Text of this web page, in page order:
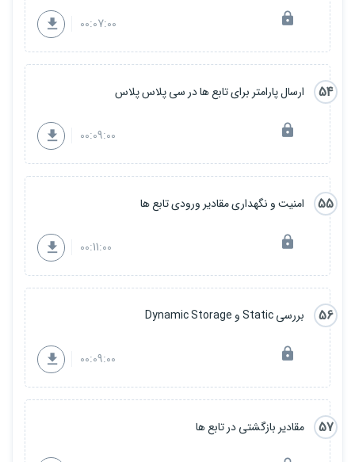
00:07:00
54 ارسال پارامتر برای تابع ها در سی پلاس پلاس
00:09:00
55 امنیت و نگهداری مقادیر ورودی تابع ها
00:11:00
56 بررسی Static و Dynamic Storage
00:09:00
57 مقادیر بازگشتی در تابع ها